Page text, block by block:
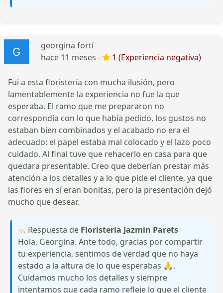
georgina fortí
hace 11 meses -
1 (Experiencia negativa)
Fui a esta floristería con mucha ilusión, pero
lamentablemente la experiencia no fue la que
esperaba. El ramo que me prepararon no
correspondía con lo que había pedido, los gustos no
estaban bien combinados y el acabado no era el
adecuado: el papel estaba mal colocado y el lazo poco
cuidado. Al final tuve que rehacerlo en casa para que
quedara presentable. Creo que deberían prestar más
atención a los detalles y a lo que pide el cliente, ya que
las flores en sí eran bonitas, pero la presentación dejó
mucho que desear.
Respuesta de Floristeria Jazmin Parets
Hola, Georgina. Ante todo, gracias por compartir
tu experiencia, sentimos de verdad que no haya
estado a la altura de lo que esperabas 🙏.
Cuidamos mucho los detalles y siempre
intentamos que cada ramo refleje lo que el cliente